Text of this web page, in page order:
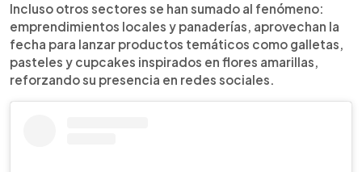
Incluso otros sectores se han sumado al fenómeno:
emprendimientos locales y panaderías, aprovechan la
fecha para lanzar productos temáticos como galletas,
pasteles y cupcakes inspirados en flores amarillas,
reforzando su presencia en redes sociales.